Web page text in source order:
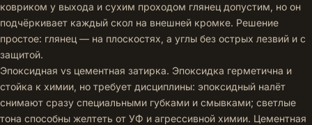
ковриком у выхода и сухим проходом глянец допустим, но он
подчёркивает каждый скол на внешней кромке. Решение
простое: глянец — на плоскостях, а углы без острых лезвий и с
защитой.
Эпоксидная vs цементная затирка. Эпоксидка герметична и
стойка к химии, но требует дисциплины: эпоксидный налёт
снимают сразу специальными губками и смывками; светлые
тона способны желтеть от УФ и агрессивной химии. Цементная